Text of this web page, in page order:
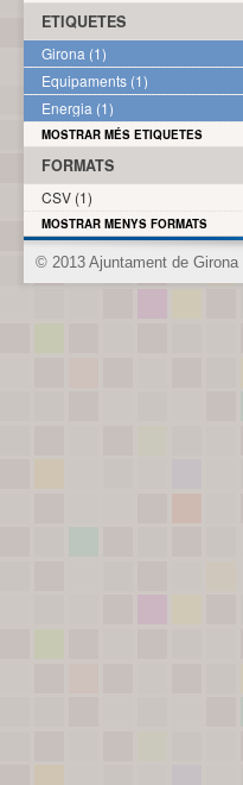
ETIQUETES
Girona (1)
Equipaments (1)
Energia (1)
MOSTRAR MÉS ETIQUETES
FORMATS
CSV (1)
MOSTRAR MENYS FORMATS
© 2013 Ajuntament de Girona